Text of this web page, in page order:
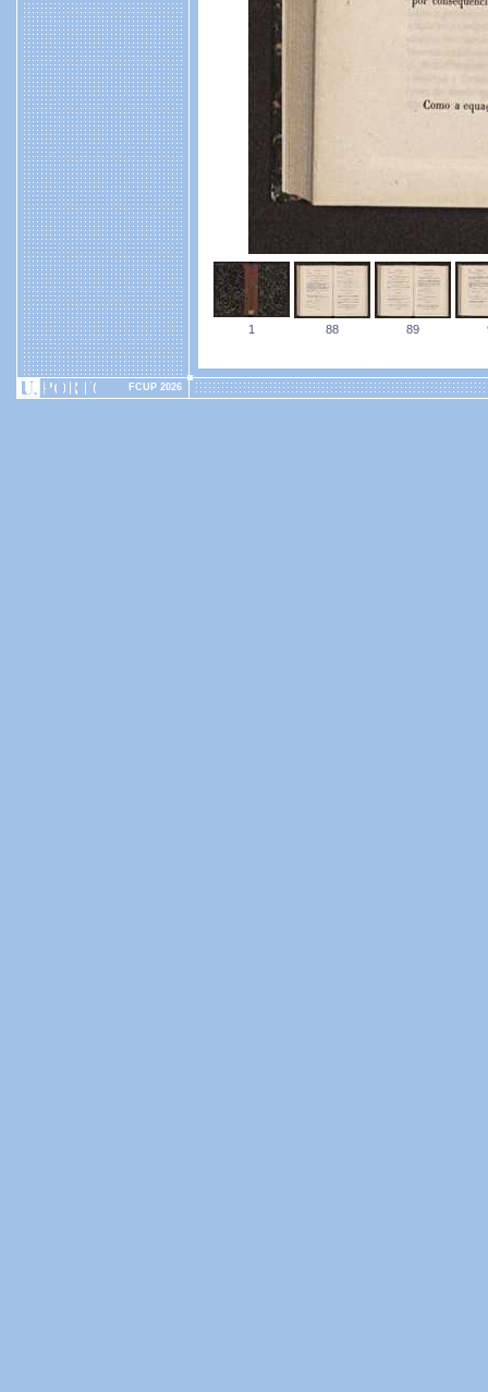
1 88 89
FCUP 2026